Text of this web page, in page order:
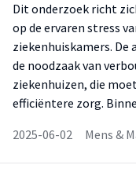
Dit onderzoek richt
op de ervaren stress
ziekenhuiskamers.
de noodzaak van
ziekenhuizen, die
efficiëntere zorg.
2025-06-02
Mens &